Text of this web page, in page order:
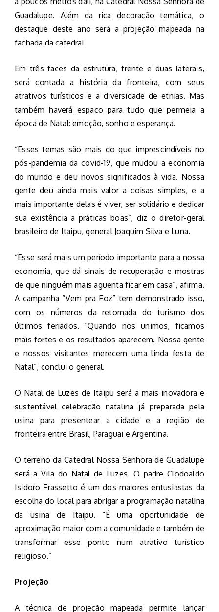
Guadalupe. Além da rica decoração temática, o
destaque deste ano será a projeção mapeada na
fachada da catedral.
Em três faces da estrutura, frente e duas laterais,
será contada a história da fronteira, com seus
atrativos turísticos e a diversidade de etnias. Mas
também haverá espaço para tudo que permeia a
época de Natal: emoção, sonho e esperança.
“Esses temas são mais do que imprescindíveis no
pós-pandemia da covid-19, que mudou a economia
do mundo e deu novos significados à vida. Nossa
gente deu ainda mais valor a coisas simples, e a
mais importante delas é viver, ser solidário e dedicar
sua existência a práticas boas”, diz o diretor-geral
brasileiro de Itaipu, general Joaquim Silva e Luna.
“Esse será mais um período importante para a nossa
economia, que dá sinais de recuperação e mostras
de que ninguém mais aguenta ficar em casa”, afirma.
A campanha “Vem pra Foz” tem demonstrado isso,
com os números da retomada do turismo dos
últimos feriados. “Quando nos unimos, ficamos
mais fortes e os resultados aparecem. Nossa gente
e nossos visitantes merecem uma linda festa de
Natal”, conclui o general.
O Natal de Luzes de Itaipu será a mais inovadora e
sustentável celebração natalina já preparada pela
usina para presentear a cidade e a região de
fronteira entre Brasil, Paraguai e Argentina.
O terreno da Catedral Nossa Senhora de Guadalupe
será a Vila do Natal de Luzes. O padre Clodoaldo
Isidoro Frassetto é um dos maiores entusiastas da
escolha do local para abrigar a programação natalina
da usina de Itaipu. “É uma oportunidade de
aproximação maior com a comunidade e também de
transformar esse ponto num atrativo turístico
religioso.”
Projeção
A técnica de projeção mapeada permite lançar